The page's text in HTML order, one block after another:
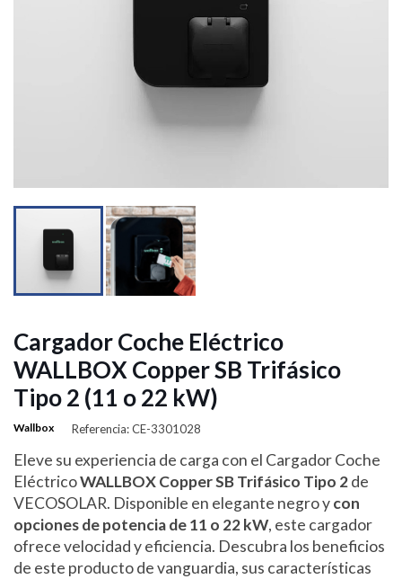
Cargador Coche Eléctrico
WALLBOX Copper SB Trifásico
Tipo 2 (11 o 22 kW)
Wallbox Referencia: CE-3301028
Eleve su experiencia de carga con el Cargador Coche
EléctricoWALLBOX Copper SB Trifásico Tipo 2de
VECOSOLAR. Disponible en elegante negro ycon
opciones de potencia de 11 o 22 kW, este cargador
ofrece velocidad y eficiencia. Descubra los beneficios
de este producto de vanguardia, sus características